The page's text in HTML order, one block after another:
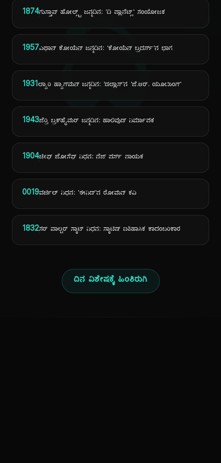
ದಿ
1874ಗುಸ್ತಾವ್ ಹೋಲ್ಸ್ಟ್ ಜನ್ಮದಿನ: 'ದಿ ಪ್ಲಾನೆಟ್ಸ್' ಸಂಯೋಜಕ
1957ಎಥಾನ್ ಕೋಯೆನ್ ಜನ್ಮದಿನ: 'ಕೋಯೆನ್ ಬ್ರದರ್ಸ್'ನ ಭಾಗ
1931ಲ್ಯಾರಿ ಹ್ಯಾಗ್‌ಮನ್ ಜನ್ಮದಿನ: 'ಡಲ್ಲಾಸ್'ನ 'ಜೆ.ಆರ್. ಯೂಯಿಂಗ್'
1943ಜೆರ್ರಿ ಬ್ರಕ್‌ಹೈಮರ್ ಜನ್ಮದಿನ: ಹಾಲಿವುಡ್ ನಿರ್ಮಾಪಕ
1904ಚೀಫ್ ಜೋಸೆಫ್ ನಿಧನ: ನೆಜ್ ಪರ್ಸ್ ನಾಯಕ
0019ವರ್ಜಿಲ್ ನಿಧನ: 'ಈನಿಡ್'ನ ರೋಮನ್ ಕವಿ
1832ಸರ್ ವಾಲ್ಟರ್ ಸ್ಕಾಟ್ ನಿಧನ: ಸ್ಕಾಟಿಷ್ ಐತಿಹಾಸಿಕ ಕಾದಂಬರಿಕಾರ
ದಿನ ವಿಶೇಷಕ್ಕೆ ಹಿಂತಿರುಗಿ